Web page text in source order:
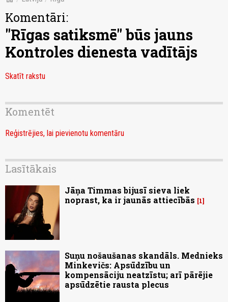
Komentāri:
"Rīgas satiksmē" būs jauns
Kontroles dienesta vadītājs
Skatīt rakstu
Komentēt
Reģistrējies, lai pievienotu komentāru
Lasītākais
Jāņa Timmas bijusī sieva liek
noprast, ka ir jaunās attiecībās
1
Suņu nošaušanas skandāls. Mednieks
Minkevičs: Apsūdzību un
kompensāciju neatzīstu; arī pārējie
apsūdzētie rausta plecus